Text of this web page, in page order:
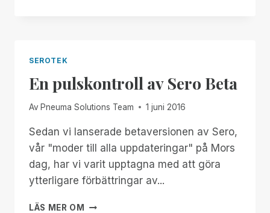
SEROTEK
En pulskontroll av Sero Beta
Av Pneuma Solutions Team 1 juni 2016
Sedan vi lanserade betaversionen av Sero,
vår "moder till alla uppdateringar" på Mors
dag, har vi varit upptagna med att göra
ytterligare förbättringar av...
LÄS MER OM
EN